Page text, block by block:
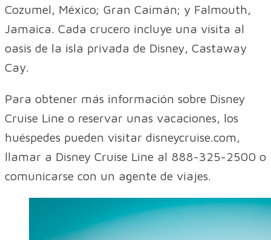
Cozumel, México; Gran Caimán; y Falmouth,
Jamaica. Cada crucero incluye una visita al
oasis de la isla privada de Disney, Castaway
Cay.
Para obtener más información sobre Disney
Cruise Line o reservar unas vacaciones, los
huéspedes pueden visitar disneycruise.com,
llamar a Disney Cruise Line al 888-325-2500 o
comunicarse con un agente de viajes.